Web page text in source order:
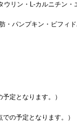
ウリン・L-カルニチン
・パンプキン・ビフィ
定となります。）
の予定となります。）